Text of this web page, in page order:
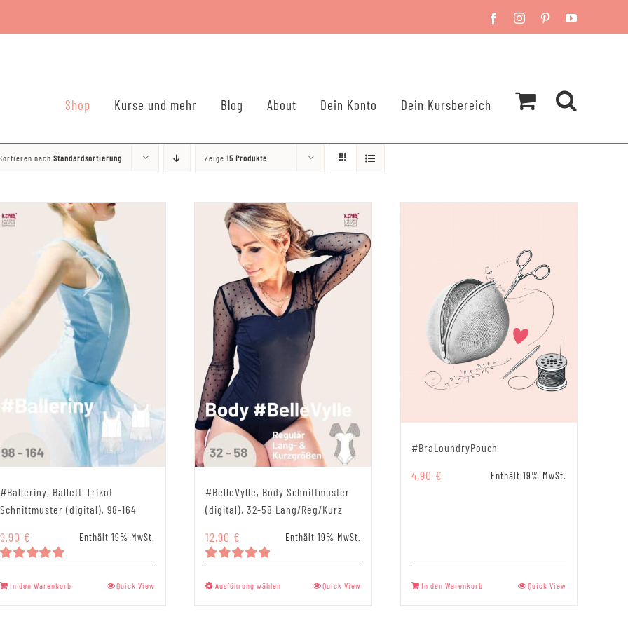
FacebookInstagram
Pinterest
Shop Kurse und mehr Blog About Dein Konto Dein Kursbereich
nach Standardsortierung Zeige 15 Produkte
#Balleriny, Ballett-Trikot
Schnittmuster (digital), 98-164
mit5.00
9,90 € Enthält 19% MwSt.
In den Warenkorb Quick View
#BelleVylle, Body Schnittmuster
(digital), 32-58 Lang/Reg/Kurz
mit5.00
12,90 € Enthält 19% MwSt.
Ausführung wählen
Dieses
Quick View
#BraLoundryPouch
4,90 € Enthält 19% MwSt.
In den Warenkorb Quick View